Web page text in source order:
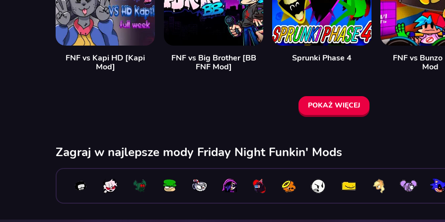
FNF vs Kapi HD [Kapi
Mod]
FNF vs Big Brother [BB
FNF Mod]
Sprunki Phase 4
FNF vs
Mod
POKAŻ WIĘCEJ
Zagraj w najlepsze mody Friday Night Funkin' Mods